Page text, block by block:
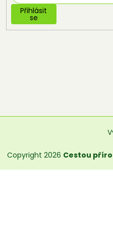
Přihlásit
se
Copyright 2026 Cestou